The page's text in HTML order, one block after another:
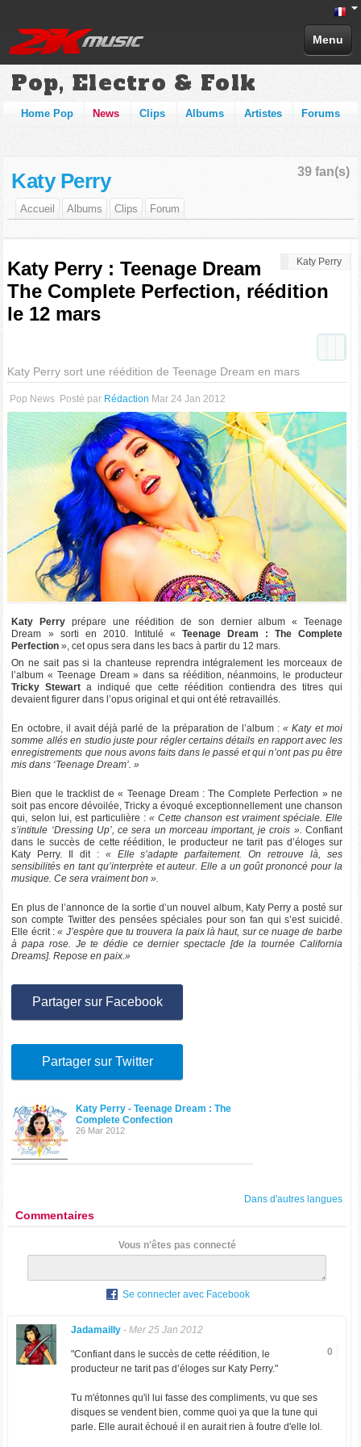
Menu
Pop, Electro & Folk
Home Pop News Clips Albums Artistes Forums
39 fan(s)
Katy Perry
Accueil Albums Clips Forum
Katy Perry
Katy Perry : Teenage Dream
The Complete Perfection, réédition
le 12 mars
Katy Perry sort une réédition de Teenage Dream en mars
Pop News Posté par Rédaction Mar 24 Jan 2012
Katy Perry prépare une réédition de son dernier album « Teenage
Dream » sorti en 2010. Intitulé « Teenage Dream : The Complete
Perfection », cet opus sera dans les bacs à partir du 12 mars.
On ne sait pas si la chanteuse reprendra intégralement les morceaux de
l’album « Teenage Dream » dans sa réédition, néanmoins, le producteur
Tricky Stewart a indiqué que cette réédition contiendra des titres qui
devaient figurer dans l’opus original et qui ont été retravaillés.
En octobre, il avait déjà parlé de la préparation de l’album :« Katy et moi
somme allés en studio juste pour régler certains détails en rapport avec les
enregistrements que nous avons faits dans le passé et qui n’ont pas pu être
mis dans ‘Teenage Dream’. »
Bien que le tracklist de « Teenage Dream : The Complete Perfection » ne
soit pas encore dévoilée, Tricky a évoqué exceptionnellement une chanson
qui, selon lui, est particulière : « Cette chanson est vraiment spéciale. Elle
s’intitule ‘Dressing Up’, ce sera un morceau important, je crois ». Confiant
dans le succès de cette réédition, le producteur ne tarit pas d’éloges sur
Katy Perry. Il dit : « Elle s’adapte parfaitement. On retrouve là, ses
sensibilités en tant qu’interprète et auteur. Elle a un goût prononcé pour la
musique. Ce sera vraiment bon ».
En plus de l’annonce de la sortie d’un nouvel album, Katy Perry a posté sur
son compte Twitter des pensées spéciales pour son fan qui s’est suicidé.
Elle écrit :« J’espère que tu trouvera la paix là haut, sur ce nuage de barbe
à papa rose. Je te dédie ce dernier spectacle [de la tournée California
Dreams]. Repose en paix.»
Partager sur Facebook
Partager sur Twitter
Katy Perry - Teenage Dream : The
Complete Confection
26 Mar 2012
Dans d'autres langues
Commentaires
Vous n'êtes pas connecté
Se connecter avec Facebook
Jadamailly- Mer 25 Jan 2012
0
"Confiant dans le succès de cette réédition, le
producteur ne tarit pas d’éloges sur Katy Perry."
Tu m'étonnes qu'il lui fasse des compliments, vu que ses
disques se vendent bien, comme quoi ya que la tune qui
parle. Elle aurait échoué il en aurait rien à foutre d'elle lol.